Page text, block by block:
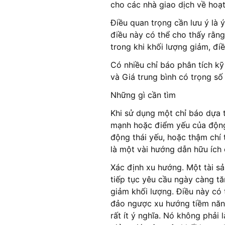
cho các nhà giao dịch về
Điều quan trọng cần lưu ý là
điều này có thể cho thấy
trong khi khối lượng giảm,
Có nhiều chỉ báo phân tích
và Giá trung bình có trọng
Những gì cần tìm
Khi sử dụng một chỉ báo
mạnh hoặc điểm yếu của
động thái yếu, hoặc thậm
là một vài hướng dẫn hữu
Xác định xu hướng. Một tài
tiếp tục yêu cầu ngày càng
giảm khối lượng. Điều này
đảo ngược xu hướng tiềm
rất ít ý nghĩa. Nó không phải